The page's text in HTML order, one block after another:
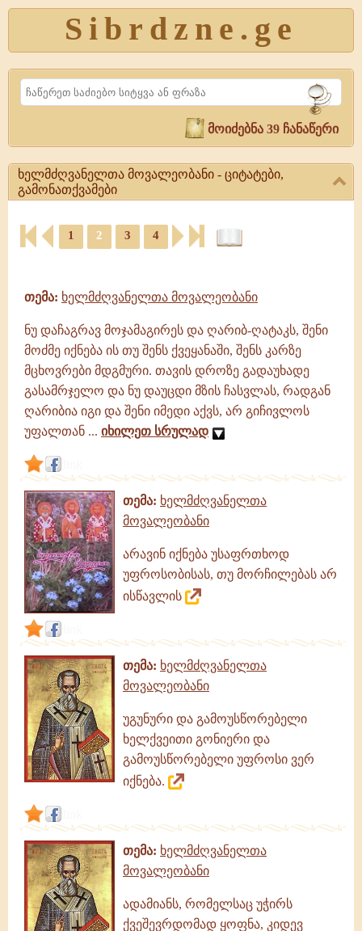
Sibrdzne.ge
Search
მოიძებნა 39 ჩანაწერი
ხელმძღვანელთა მოვალეობანი - ციტატები,
გამონათქვამები
მოვალეობანი
ხელმძღვანელთა
გამონათქვამები
გამონათქვამები
1 2 3 4
თემა: ხელმძღვანელთა მოვალეობანი
ნუ დაჩაგრავ მოჯამაგირეს და ღარიბ-ღატაკს, შენი
მოძმე იქნება ის თუ შენს ქვეყანაში, შენს კარზე
მცხოვრები მდგმური. თავის დროზე გადაუხადე
გასამრჯელო და ნუ დაუცდი მზის ჩასვლას, რადგან
ღარიბია იგი და შენი იმედი აქვს, არ გიჩივლოს
უფალთან ... იხილეთ სრულად
თემა: ხელმძღვანელთა
მოვალეობანი
არავინ იქნება უსაფრთხოდ
უფროსობისას, თუ მორჩილებას არ
ისწავლის
თემა: ხელმძღვანელთა
მოვალეობანი
უგუნური და გამოუსწორებელი
ხელქვეითი გონიერი და
გამოუსწორებელი უფროსი ვერ
იქნება.
თემა: ხელმძღვანელთა
მოვალეობანი
ადამიანს, რომელსაც უჭირს
ქვეშევრდომად ყოფნა, კიდევ